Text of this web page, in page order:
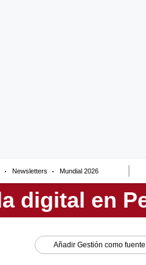
Newsletters Mundial 2026
Añadir Gestión como